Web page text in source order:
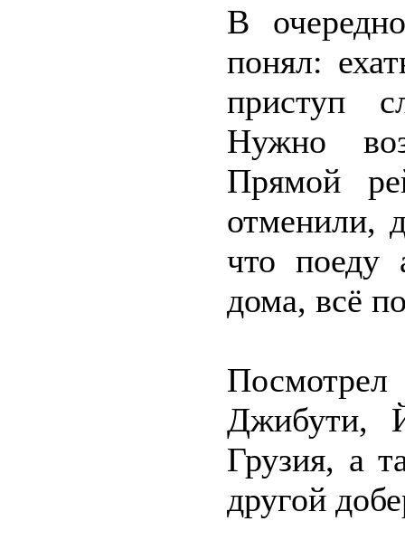
В
понял:
приступ
Нужно
Прямой
отменили,
что поеду
дома, всё
Джибути,
Грузия, а
другой